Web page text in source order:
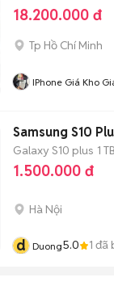
18.200.000 đ
Tp Hồ Chí Minh
IPhone Giá Kho
Samsung S10
Galaxy S10 plus 1 TB
1.500.000 đ
Hà Nội
d Duong5.0 1 đã